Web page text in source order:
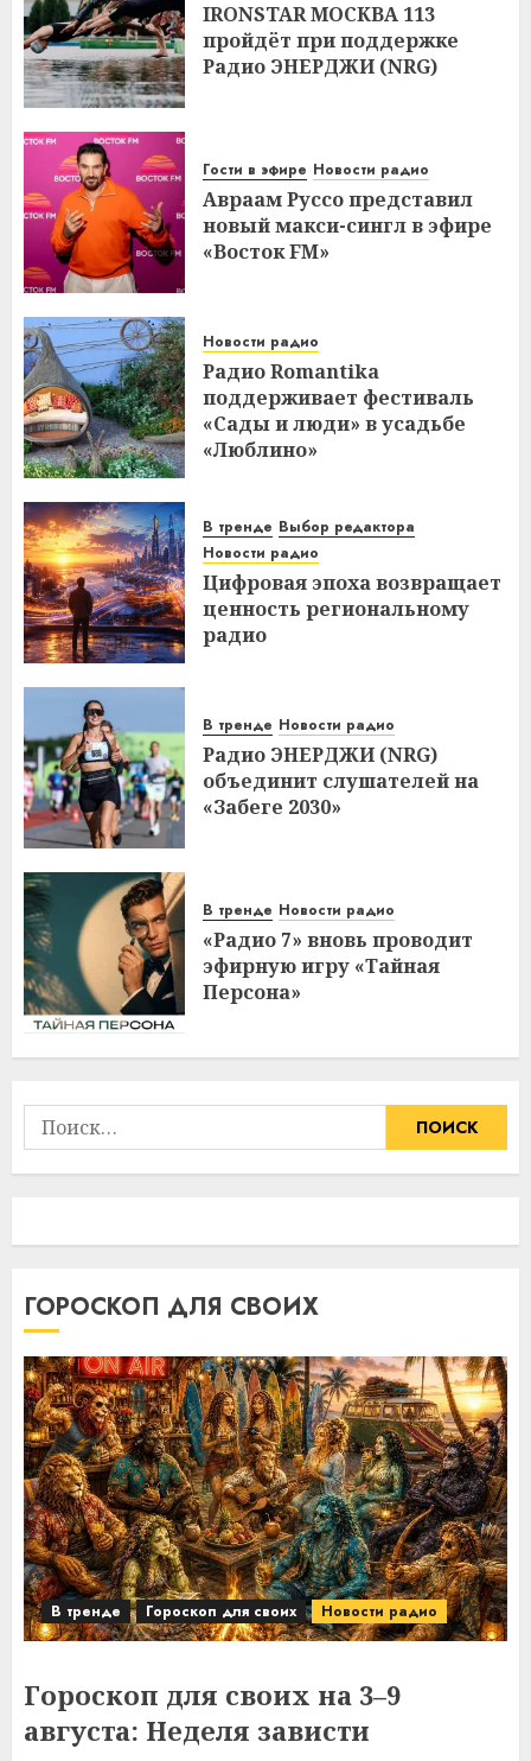
IRONSTAR МОСКВА 113
пройдёт при поддержке
Радио ЭНЕРДЖИ (NRG)
Гости в эфире Новости радио
Авраам Руссо представил
новый макси-сингл в эфире
«Восток FM»
Новости радио
Радио Romantika
поддерживает фестиваль
«Сады и люди» в усадьбе
«Люблино»
В тренде Выбор редактора
Новости радио
Цифровая эпоха возвращает
ценность региональному
радио
В тренде Новости радио
Радио ЭНЕРДЖИ (NRG)
объединит слушателей на
«Забеге 2030»
В тренде Новости радио
«Радио 7» вновь проводит
эфирную игру «Тайная
Персона»
Найти:
ГОРОСКОП ДЛЯ СВОИХ
В тренде Гороскоп для своих Новости радио
Гороскоп для своих на 3–9
августа: Неделя зависти